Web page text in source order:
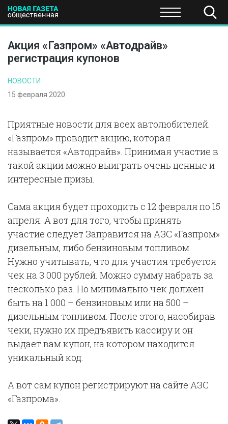
ПОЛИТИКА ЭКОНОМИКА НАУКА И
Акция «Газпром» «Автодрайв»
регистрация купонов
НОВОСТИ
15 февраля 2020
Приятные новости для всех автолюбителей.
«Газпром» проводит акцию, которая
называется «Автодрайв». Принимая участие в
такой акции можно выиграть очень ценные и
интересные призы.
Сама акция будет проходить с 12 февраля по 15
апреля. А вот для того, чтобы принять
участие следует Заправится на АЗС «Газпром»
дизельным, либо бензиновым топливом.
Нужно учитывать, что для участия требуется
чек на 3 000 рублей. Можно сумму набрать за
несколько раз. Но минимально чек должен
быть на 1 000 – бензиновым или на 500 –
дизельным топливом. После этого, насобирав
чеки, нужно их предъявить кассиру и он
выдает вам купон, на котором находится
уникальный код.
А вот сам купон регистрируют на сайте АЗС
«Газпрома».